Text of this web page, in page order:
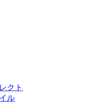
クト
ル